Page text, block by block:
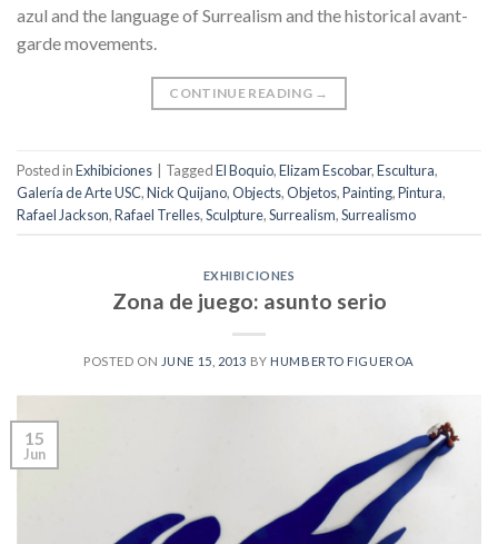
azul and the language of Surrealism and the historical avant-
garde movements.
CONTINUE READING →
Posted inExhibiciones TaggedEl Boquio,Elizam Escobar,Escultura,
Galería de Arte USC,Nick Quijano,Objects,Objetos,Painting,Pintura,
Rafael Jackson,Rafael Trelles,Sculpture,Surrealism,Surrealismo
EXHIBICIONES
Zona de juego: asunto serio
POSTED ON JUNE 15, 2013 BY HUMBERTO FIGUEROA
15
Jun